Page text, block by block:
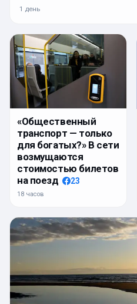
1 день
«Общественный
транспорт — только
для богатых?» В сети
возмущаются
стоимостью билетов
на поезд
23
18 часов